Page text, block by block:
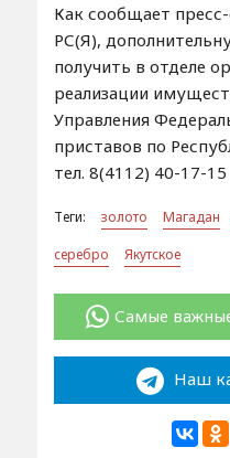
Как сообщает
РС(Я),
получить в отделе
реализации
Управления
приставов по
тел. 8(4112) 40-17-15
Теги: золото Магадан
серебро
Якутское
Самые
Наш